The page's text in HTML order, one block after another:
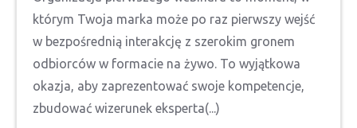
którym Twoja marka może po raz pierwszy wejść
w bezpośrednią interakcję z szerokim gronem
odbiorców w formacie na żywo. To wyjątkowa
okazja, aby zaprezentować swoje kompetencje,
zbudować wizerunek eksperta(...)